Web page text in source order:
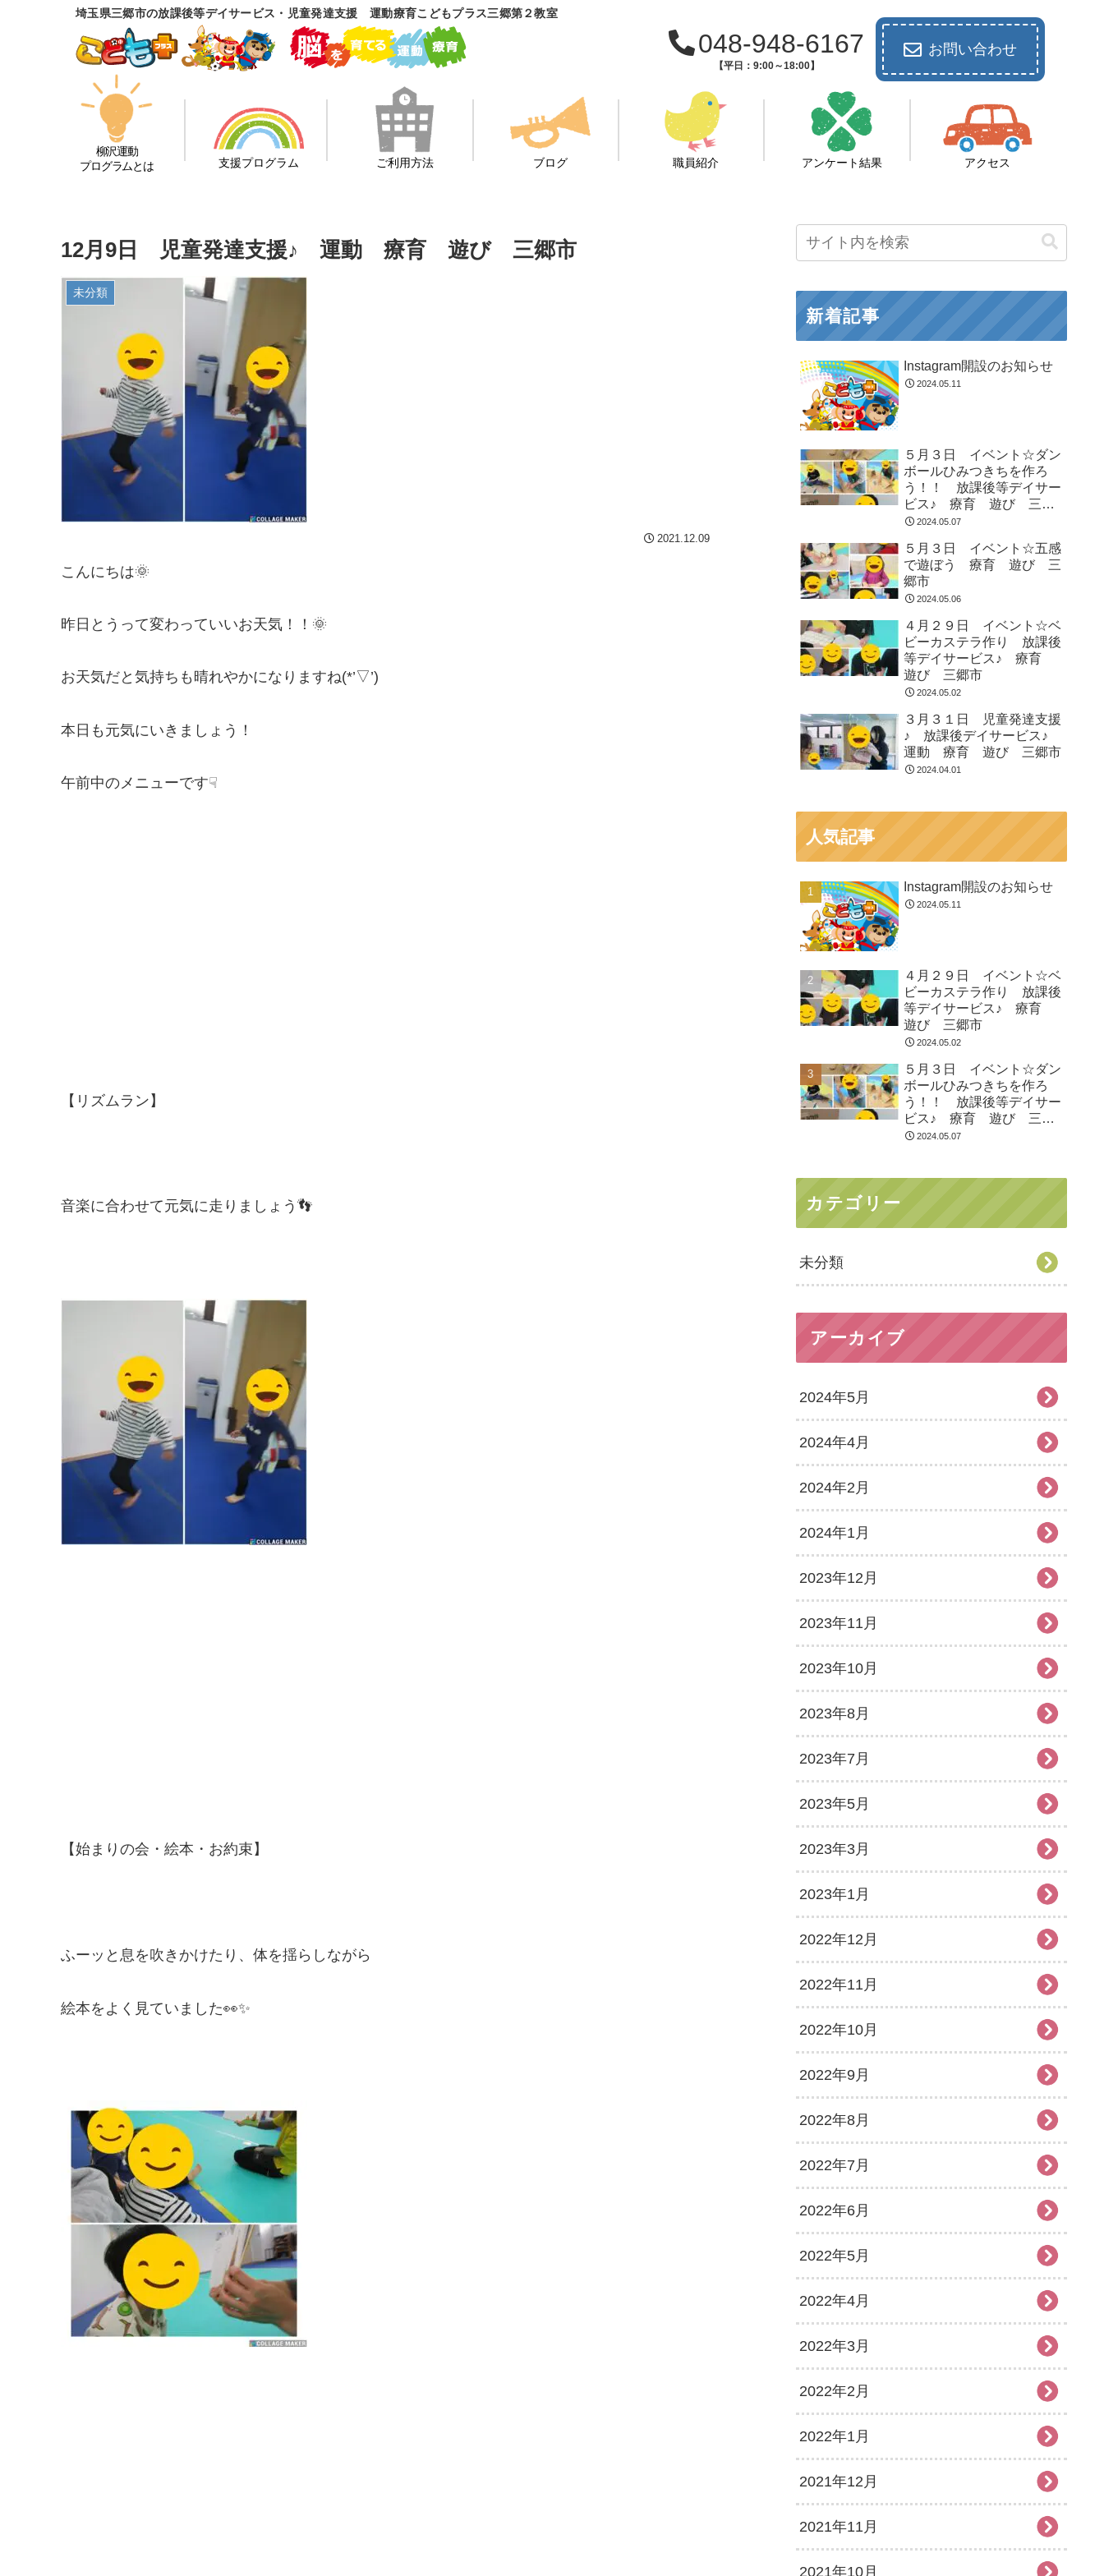
埼玉県三郷市の放課後等デイサービス・児童発達支援 運動療育こどもプラス三郷第２教室
048-948-6167
【平日：9:00～18:00】
お問い合わせ
柳沢運動
プログラムとは
支援プログラム ご利用方法 ブログ 職員紹介 アンケート結果 アクセス
12月9日 児童発達支援♪ 運動 療育 遊び 三郷市
未分類
2021.12.09
こんにちは🌞
昨日とうって変わっていいお天気！！🌞
お天気だと気持ちも晴れやかになりますね(*’▽’)
本日も元気にいきましょう！
午前中のメニューです☟
【リズムラン】
音楽に合わせて元気に走りましょう👣
【始まりの会・絵本・お約束】
ふーッと息を吹きかけたり、体を揺らしながら
絵本をよく見ていました👀✨
新着記事
Instagram開設のお知らせ
2024.05.11
５月３日 イベント☆ダン
ボールひみつきちを作ろ
う！！ 放課後等デイサー
ビス♪ 療育 遊び 三郷
市 2024.05.07
５月３日 イベント☆五感
で遊ぼう 療育 遊び 三
郷市
2024.05.06
４月２９日 イベント☆ベ
ビーカステラ作り 放課後
等デイサービス♪ 療育
遊び 三郷市
2024.05.02
３月３１日 児童発達支援
♪ 放課後デイサービス♪
運動 療育 遊び 三郷市
2024.04.01
人気記事
Instagram開設のお知らせ
2024.05.11
４月２９日 イベント☆ベ
ビーカステラ作り 放課後
等デイサービス♪ 療育
遊び 三郷市
2024.05.02
５月３日 イベント☆ダン
ボールひみつきちを作ろ
う！！ 放課後等デイサー
ビス♪ 療育 遊び 三郷
市 2024.05.07
カテゴリー
未分類
アーカイブ
2024年5月
2024年4月
2024年2月
2024年1月
2023年12月
2023年11月
2023年10月
2023年8月
2023年7月
2023年5月
2023年3月
2023年1月
2022年12月
2022年11月
2022年10月
2022年9月
2022年8月
2022年7月
2022年6月
2022年5月
2022年4月
2022年3月
2022年2月
2022年1月
2021年12月
2021年11月
2021年10月